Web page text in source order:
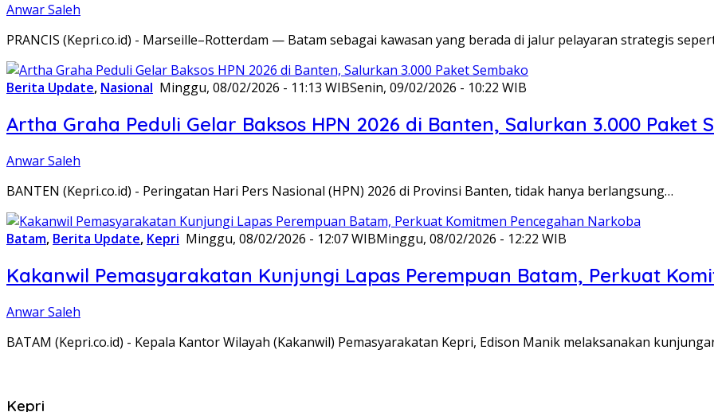
Anwar Saleh
PRANCIS (Kepri.co.id) - Marseille–Rotterdam — Batam sebagai kawasan yang berada di jalur pelayaran strategis
Berita Update, Nasional Minggu, 08/02/2026 - 11:13 WIBSenin, 09/02/2026 - 10:22 WIB
Artha Graha Peduli Gelar Baksos HPN 2026 di Banten, Salurkan 3.000 Paket
Anwar Saleh
BANTEN (Kepri.co.id) - Peringatan Hari Pers Nasional (HPN) 2026 di Provinsi Banten, tidak hanya berlangsung…
Batam, Berita Update, Kepri Minggu, 08/02/2026 - 12:07 WIBMinggu, 08/02/2026 - 12:22 WIB
Kakanwil Pemasyarakatan Kunjungi Lapas Perempuan Batam, Perkuat
Anwar Saleh
BATAM (Kepri.co.id) - Kepala Kantor Wilayah (Kakanwil) Pemasyarakatan Kepri, Edison Manik melaksanakan
Kepri